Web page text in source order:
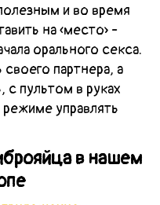
и во время
на «место» -
орального секса.
партнера, а
пультом в руках
управлять
в нашем